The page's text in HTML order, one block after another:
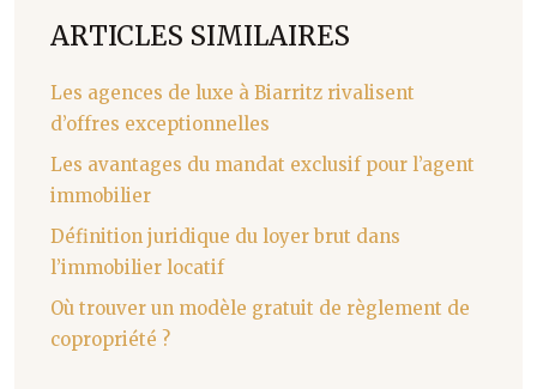
ARTICLES SIMILAIRES
Les agences de luxe à Biarritz rivalisent
d’offres exceptionnelles
Les avantages du mandat exclusif pour l’agent
immobilier
Définition juridique du loyer brut dans
l’immobilier locatif
Où trouver un modèle gratuit de règlement de
copropriété ?